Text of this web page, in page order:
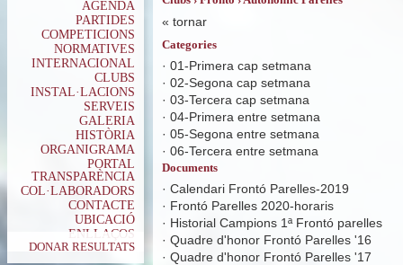
AGENDA
PARTIDES
COMPETICIONS
NORMATIVES
INTERNACIONAL
CLUBS
INSTAL·LACIONS
SERVEIS
GALERIA
HISTÒRIA
ORGANIGRAMA
PORTAL
TRANSPARÈNCIA
COL·LABORADORS
CONTACTE
UBICACIÓ
ENLLAÇOS
DONAR RESULTATS
« tornar
Categories
· 01-Primera cap setmana
· 02-Segona cap setmana
· 03-Tercera cap setmana
· 04-Primera entre setmana
· 05-Segona entre setmana
· 06-Tercera entre setmana
Documents
· Calendari Frontó Parelles-2019
· Frontó Parelles 2020-horaris
· Historial Campions 1ª Frontó parelles
· Quadre d'honor Frontó Parelles '16
· Quadre d'honor Frontó Parelles '17